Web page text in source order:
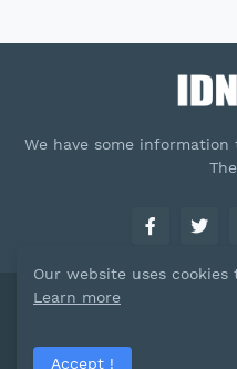
We have some information
Home About
Our website uses
Learn more
Accept !